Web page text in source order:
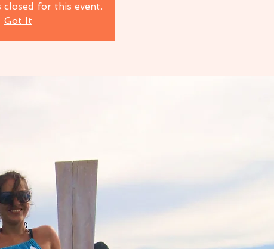
closed for this event.
Got It